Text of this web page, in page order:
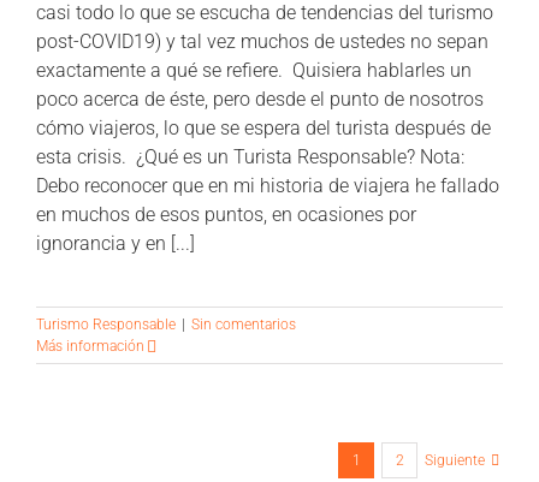
casi todo lo que se escucha de tendencias del turismo
post-COVID19) y tal vez muchos de ustedes no sepan
exactamente a qué se refiere. Quisiera hablarles un
poco acerca de éste, pero desde el punto de nosotros
cómo viajeros, lo que se espera del turista después de
esta crisis. ¿Qué es un Turista Responsable? Nota:
Debo reconocer que en mi historia de viajera he fallado
en muchos de esos puntos, en ocasiones por
ignorancia y en [...]
Turismo Responsable
Sin comentarios
Más información
1 2 Siguiente